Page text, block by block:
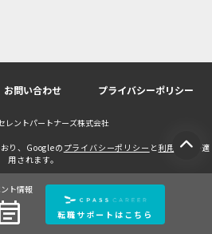
ト情報
転職サポートはこちら
お問い合わせ プライバシーポリシー
レントパートナーズ株式会社
り、Googleの プライバシーポリシー と 利用規約が適
用されます。